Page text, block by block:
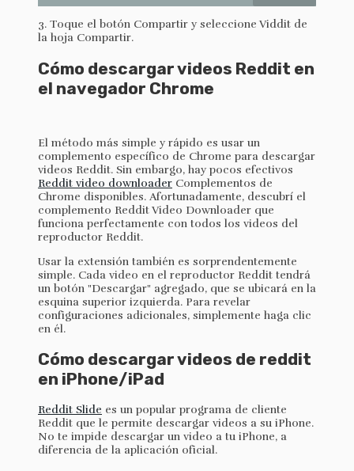
3. Toque el botón Compartir y seleccione Viddit de
la hoja Compartir.
Cómo descargar videos Reddit en
el navegador Chrome
El método más simple y rápido es usar un
complemento específico de Chrome para descargar
videos Reddit. Sin embargo, hay pocos efectivos
Reddit video downloader Complementos de
Chrome disponibles. Afortunadamente, descubrí el
complemento Reddit Video Downloader que
funciona perfectamente con todos los videos del
reproductor Reddit.
Usar la extensión también es sorprendentemente
simple. Cada video en el reproductor Reddit tendrá
un botón "Descargar" agregado, que se ubicará en la
esquina superior izquierda. Para revelar
configuraciones adicionales, simplemente haga clic
en él.
Cómo descargar videos de reddit
en iPhone/iPad
Reddit Slide es un popular programa de cliente
Reddit que le permite descargar videos a su iPhone.
No te impide descargar un video a tu iPhone, a
diferencia de la aplicación oficial.